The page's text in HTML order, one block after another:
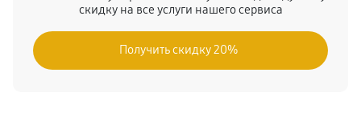
скидку на все услуги нашего сервиса
Получить скидку 20%